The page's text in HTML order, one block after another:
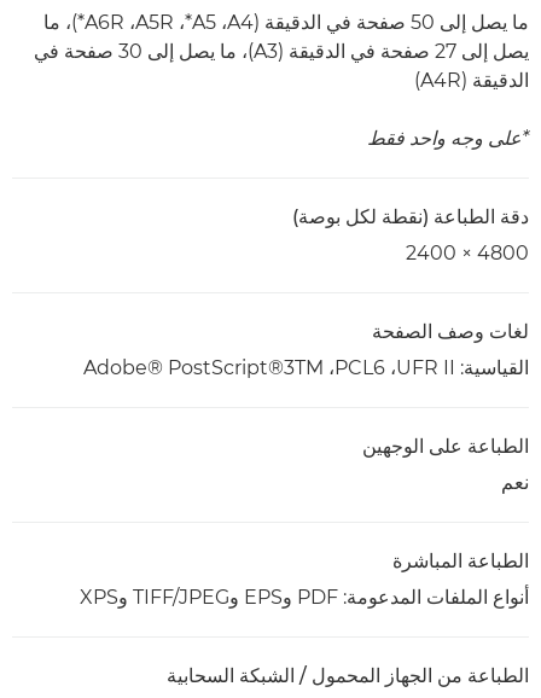
ما يصل إلى 50 صفحة في الدقيقة (A4‏، A5*‏، A5R‏، A6R*)، ما
يصل إلى 27 صفحة في الدقيقة (A3)، ما يصل إلى 30 صفحة في
الدقيقة (A4R)
*على وجه واحد فقط
دقة الطباعة (نقطة لكل بوصة)
4800 × 2400
لغات وصف الصفحة
القياسية: UFR II،‏ PCL6،‏ Adobe® PostScript®3TM‎
الطباعة على الوجهين
نعم
الطباعة المباشرة
أنواع الملفات المدعومة: PDF وEPS وTIFF/JPEG وXPS
الطباعة من الجهاز المحمول / الشبكة السحابية